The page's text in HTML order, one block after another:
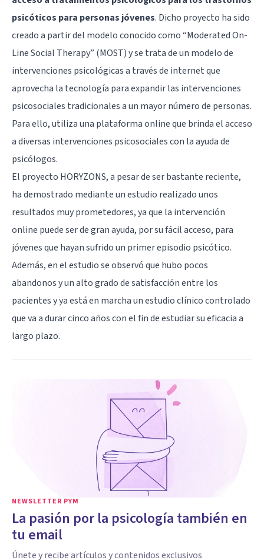
psicóticos para personas jóvenes. Dicho proyecto ha sido
creado a partir del modelo conocido como “Moderated On-
Line Social Therapy” (MOST) y se trata de un modelo de
intervenciones psicológicas a través de internet que
aprovecha la tecnología para expandir las intervenciones
psicosociales tradicionales a un mayor número de personas.
Para ello, utiliza una plataforma online que brinda el acceso
a diversas intervenciones psicosociales con la ayuda de
psicólogos.
El proyecto HORYZONS, a pesar de ser bastante reciente,
ha demostrado mediante un estudio realizado unos
resultados muy prometedores, ya que la intervención
online puede ser de gran ayuda, por su fácil acceso, para
jóvenes que hayan sufrido un primer episodio psicótico.
Además, en el estudio se observó que hubo pocos
abandonos y un alto grado de satisfacción entre los
pacientes y ya está en marcha un estudio clínico controlado
que va a durar cinco años con el fin de estudiar su eficacia a
largo plazo.
NEWSLETTER PYM
La pasión por la psicología también en
tu email
Únete y recibe artículos y contenidos exclusivos